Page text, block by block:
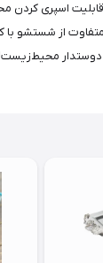
اسپری کردن
از شستشو با